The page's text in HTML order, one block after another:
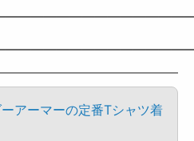
アーマーの定番Tシャツ着